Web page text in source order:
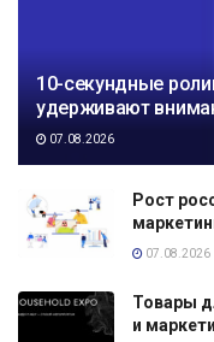
10-секундные
удерживают
07.08.2026
Рост
07.08.2026
Товары
и